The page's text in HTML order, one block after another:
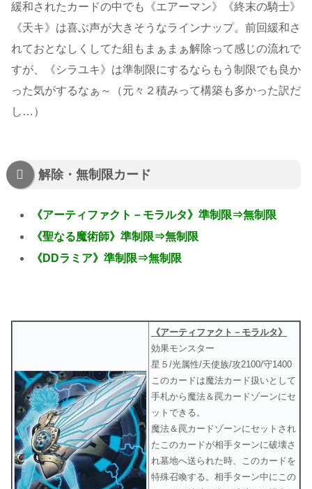
緩和されたカードの中でも《エアーマン》《終末の騎士》
《天キ》は喜ぶ声が大きそうなラインナップ。前回緩和さ
れておとなしくしてた組もまぁまぁ解除って感じの流れで
すが、《シラユキ》は準制限にするならもう制限でも良か
った気がするなぁ～（元々２積みって構築も多かった訳だ
し…）
解除・無制限カード
《アーティファクト－モラルタ》準制限⇒無制限
《聖なる魔術師》準制限⇒無制限
《DDラミア》準制限⇒無制限
《アーティファクト－モラルタ》
効果モンスター
星５/光属性/天使族/攻2100/守1400
このカードは魔法カード扱いとして
手札から魔法＆罠カードゾーンにセ
ットできる。
魔法＆罠カードゾーンにセットされ
たこのカードが相手ターンに破壊さ
れ墓地へ送られた時、このカードを
特殊召喚する。相手ターン中にこの